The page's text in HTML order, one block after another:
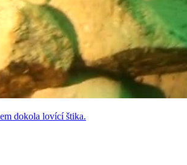
dokola lovící štika.